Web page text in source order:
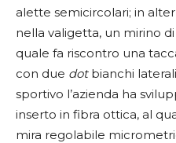
alette semicircolari; in
nella valigetta, un mirino
quale fa riscontro una
con due dot bianchi
sportivo l’azienda ha
inserto in fibra ottica, al
mira regolabile